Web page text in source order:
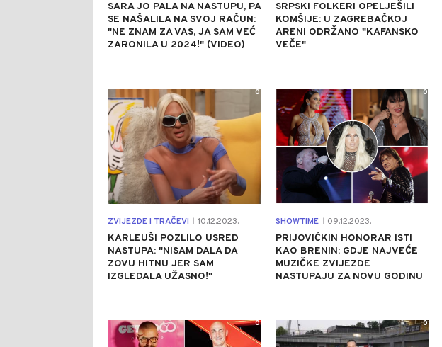
SARA JO PALA NA NASTUPU, PA
SE NAŠALILA NA SVOJ RAČUN:
"NE ZNAM ZA VAS, JA SAM VEĆ
ZARONILA U 2024!" (VIDEO)
SRPSKI FOLKERI OPELJEŠILI
KOMŠIJE: U ZAGREBAČKOJ
ARENI ODRŽANO "KAFANSKO
VEČE"
ZVIJEZDE I TRAČEVI 10.12.2023.
KARLEUŠI POZLILO USRED
NASTUPA: "NISAM DALA DA
ZOVU HITNU JER SAM
IZGLEDALA UŽASNO!"
0
SHOWTIME 09.12.2023.
PRIJOVIĆKIN HONORAR ISTI
KAO BRENIN: GDJE NAJVEĆE
MUZIČKE ZVIJEZDE
NASTUPAJU ZA NOVU GODINU
0
0 0